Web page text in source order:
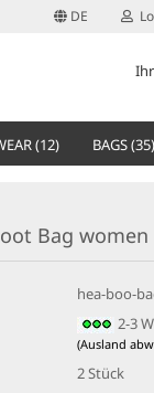
DE
(12) BAGS (35)
Bag women
hea-boo-
2-3
(Ausland
2 Stück